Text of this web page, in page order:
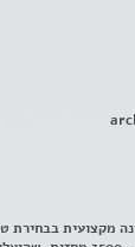
מקצועית בבחירת